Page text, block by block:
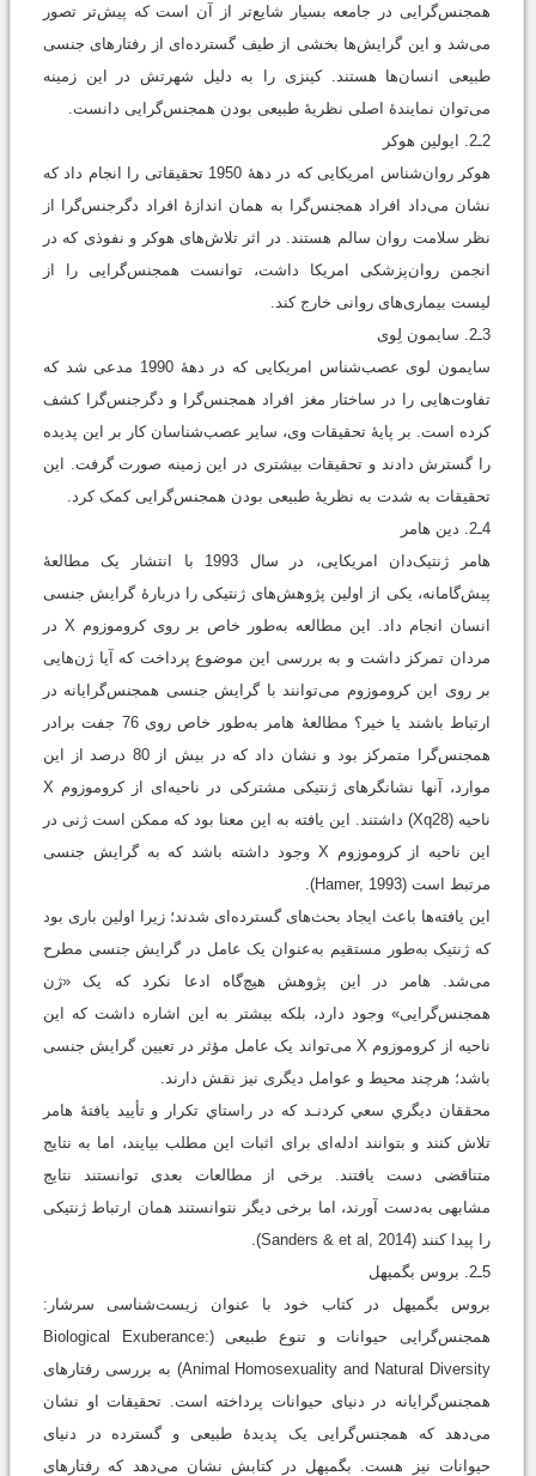
همجنس‌گرایی در جامعه بسیار شایع‌تر از آن است که پیش‌تر تصور
می‌شد و این گرایش‌ها بخشی از طیف گسترده‌ای از رفتارهای جنسی
طبیعی انسان‌ها هستند. کینزی را به دلیل شهرتش در این زمینه
می‌توان نمایندۀ اصلی نظریۀ طبیعی بودن همجنس‌گرایی دانست.
2ـ2. ایولین هوکر
هوکر روان‌شناس امریکایی که در دهۀ 1950 تحقیقاتی را انجام داد که
نشان می‌داد افراد همجنس‌گرا به همان اندازۀ افراد دگرجنس‌گرا از
نظر سلامت روان سالم هستند. در اثر تلاش‌های هوکر و نفوذی که در
انجمن روان‌پزشکی امریکا داشت، توانست همجنس‌گرایی را از
لیست بیماری‌های روانی خارج کند.
3ـ2. سایمون لِوی
سایمون لوی عصب‌شناس امریکایی که در دهۀ 1990 مدعی شد که
تفاوت‌هایی را در ساختار مغز افراد همجنس‌گرا و دگرجنس‌گرا کشف
کرده است. بر پایۀ تحقیقات وی، سایر عصب‌شناسان کار بر این پدیده
را گسترش دادند و تحقیقات بیشتری در این زمینه صورت گرفت. این
تحقیقات به ‌شدت به نظریۀ طبیعی بودن همجنس‌گرایی کمک کرد.
4ـ2. دین هامر
هامر ژنتیک‌دان امریکایی، در سال 1993 با انتشار یک مطالعۀ
پیش‌گامانه، یکی از اولین پژوهش‌های ژنتیکی را دربارۀ گرایش جنسی
انسان انجام داد. این مطالعه به‌طور خاص بر روی کروموزوم X در
مردان تمرکز داشت و به بررسی این موضوع پرداخت که آیا ژن‌هایی
بر روی این کروموزوم می‌توانند با گرایش جنسی همجنس‌گرایانه در
ارتباط باشند یا خیر؟ مطالعۀ هامر به‌طور خاص روی 76 جفت برادر
همجنس‌گرا متمرکز بود و نشان داد که در بیش از 80 درصد از این
موارد، آنها نشانگرهای ژنتیکی مشترکی در ناحیه‌ای از کروموزوم X
ناحیه (Xq28) داشتند. این یافته به این معنا بود که ممکن است ژنی در
این ناحیه از کروموزوم X وجود داشته باشد که به گرایش جنسی
مرتبط است (Hamer, 1993).
این یافته‌ها باعث ایجاد بحث‌های گسترده‌ای شدند؛ زیرا اولین باری بود
که ژنتیک به‌طور مستقیم به‌عنوان یک عامل در گرایش جنسی مطرح
می‌شد. هامر در این پژوهش هیچ‌گاه ادعا نکرد که یک «ژن
همجنس‌گرایی» وجود دارد، بلکه بیشتر به این اشاره داشت که این
ناحیه از کروموزوم X می‌تواند یک عامل مؤثر در تعیین گرایش جنسی
باشد؛ هرچند محیط و عوامل دیگری نیز نقش دارند.
محققان ديگري سعي كردنـد كه در راستاي تكرار و تأييد يافتۀ هامر
تلاش كنند و بتوانند ادله‌ای برای اثبات این مطلب بیایند، اما به نتایج
متناقضی دست یافتند. برخی از مطالعات بعدی توانستند نتایج
مشابهی به‌دست آورند، اما برخی دیگر نتوانستند همان ارتباط ژنتیکی
را پیدا کنند (Sanders & et al, 2014).
5ـ2. بروس بگمیهل
بروس بگمیهل در کتاب خود با عنوان زیست‌شناسی سرشار:
همجنس‌گرایی حیوانات و تنوع طبیعی (Biological Exuberance:
Animal Homosexuality and Natural Diversity) به بررسی رفتارهای
همجنس‌گرایانه در دنیای حیوانات پرداخته است. تحقیقات او نشان
می‌دهد که همجنس‌گرایی یک پدیدۀ طبیعی و گسترده در دنیای
حیوانات نیز هست. بگمیهل در کتابش نشان می‌دهد که رفتارهای